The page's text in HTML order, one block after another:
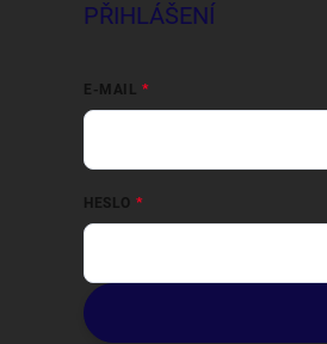
PŘIHLÁŠENÍ
E-MAIL
HESLO